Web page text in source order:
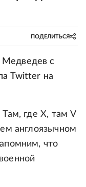
ПОДЕЛИТЬСЯ
с
Twitter на
где X, там V
англоязычном
что